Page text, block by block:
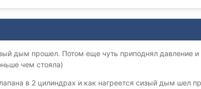
дым прошел. Потом еще чуть приподнял давление
чем стояла)
в 2 цилиндрах и как нагреется сизый дым шел